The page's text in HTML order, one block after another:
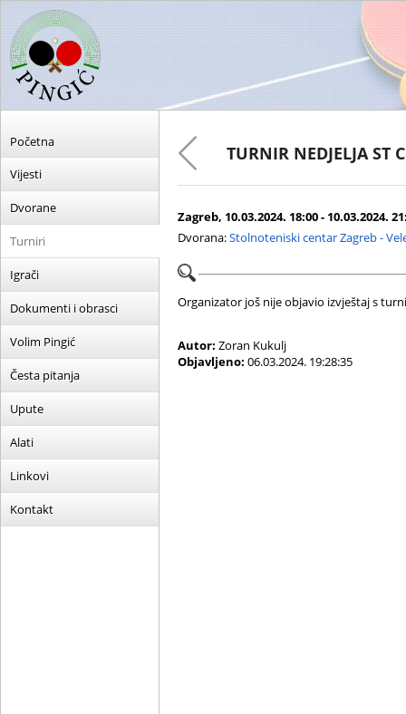
Početna
Vijesti
Dvorane
Turniri
Igrači
Dokumenti i obrasci
Volim Pingić
Česta pitanja
Upute
Alati
Linkovi
Kontakt
TURNIR NEDJELJA ST
Zagreb, 10.03.2024. 18:00 - 10.03.2024.
Dvorana:Stolnoteniski centar Zagreb -
Organizator još nije objavio izvještaj s
Autor: Zoran Kukulj
Objavljeno: 06.03.2024. 19:28:35